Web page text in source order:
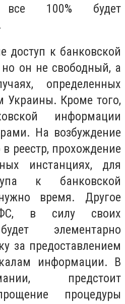
100% будет
доступ к банковской
он не свободный, а
определенных
Украины. Кроме того,
информации
На возбуждение
реестр, прохождение
инстанциях, для
к банковской
время. Другое
в силу своих
элементарно
за предоставлением
информации. В
предстоит
процедуры